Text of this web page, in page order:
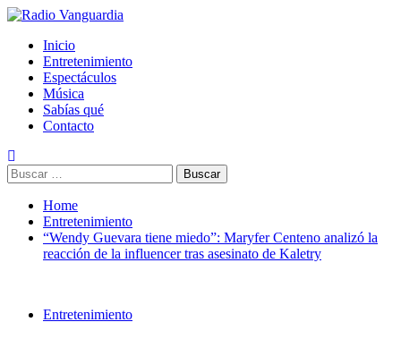
Skip
content
Radio Vanguardia
Tu música y mucho mas
Primary
Menu
Inicio
Entretenimiento
Espectáculos
Música
Sabías qué
Contacto
Buscar:
Home
Entretenimiento
“Wendy Guevara tiene miedo”: Maryfer Centeno analizó la
reacción de la influencer tras asesinato de Kaletry
Entretenimiento